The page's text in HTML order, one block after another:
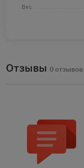
Вес
Отзывы 0 отзывов